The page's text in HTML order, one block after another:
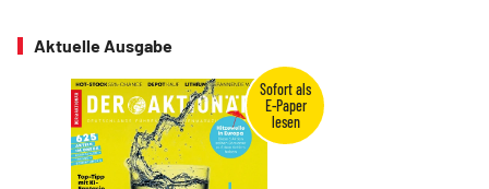
Aktuelle Ausgabe